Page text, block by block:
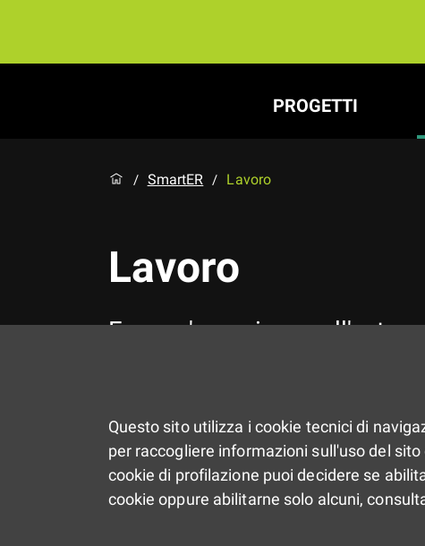
PROGETTI
/ SmartER / Lavoro
Lavoro
Fare un'esperienza
Questo sito utilizza i cookie tecnici di
per raccogliere informazioni sull'uso del
cookie di profilazione puoi decidere se
cookie oppure abilitarne solo alcuni,